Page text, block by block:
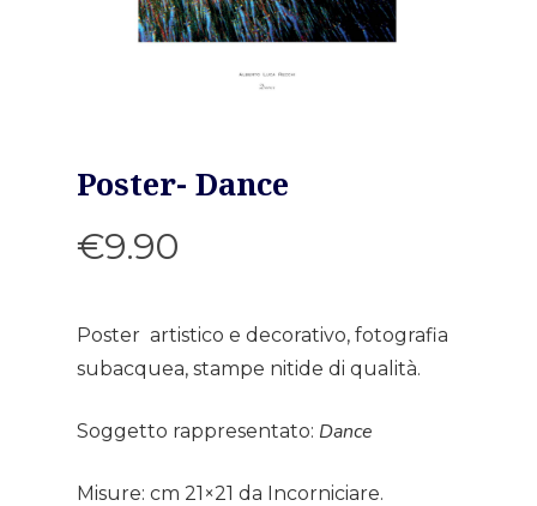
Poster- Dance
€9.90
Poster artistico e decorativo, fotografia
subacquea, stampe nitide di qualità.
Soggetto rappresentato: Dance
Misure: cm 21×21 da Incorniciare.